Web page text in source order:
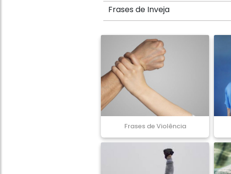
Frases de Inveja
Frases de Violência